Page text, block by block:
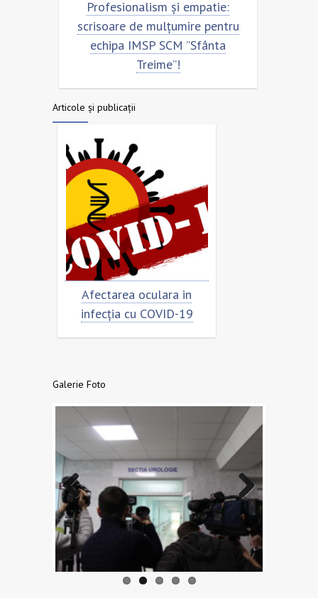
Profesionalism și empatie:
scrisoare de mulțumire pentru
echipa IMSP SCM ”Sfânta
Treime”!
Articole și publicații
Afectarea oculara in
infecția cu COVID-19
Galerie Foto
Previo
us
Next